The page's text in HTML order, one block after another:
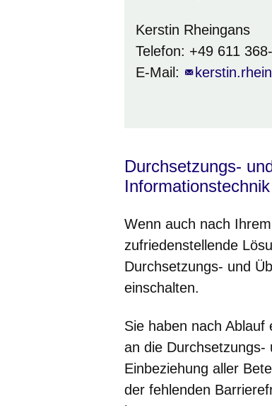
Kerstin Rheingans
Telefon: +49 611
E-Mail:
Durchsetzungs-
Informationstechnik
Wenn auch nach
zufriedenstellende
Durchsetzungs- und
einschalten.
Sie haben nach
an die Durchsetzungs-
Einbeziehung aller
der fehlenden